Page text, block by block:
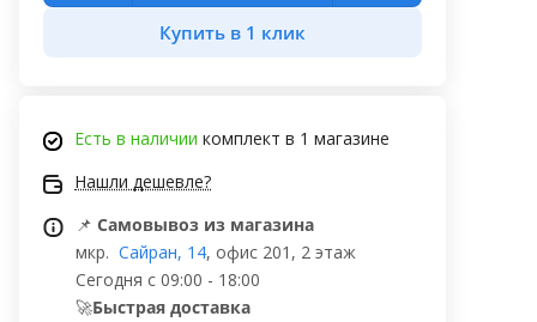
Купить в 1 клик
Есть в наличии комплект в 1 магазине
Нашли дешевле?
📌 Самовывоз из магазина
мкр. Сайран, 14, офис 201, 2 этаж
Сегодня с 09:00 - 18:00
🚀Быстрая доставка